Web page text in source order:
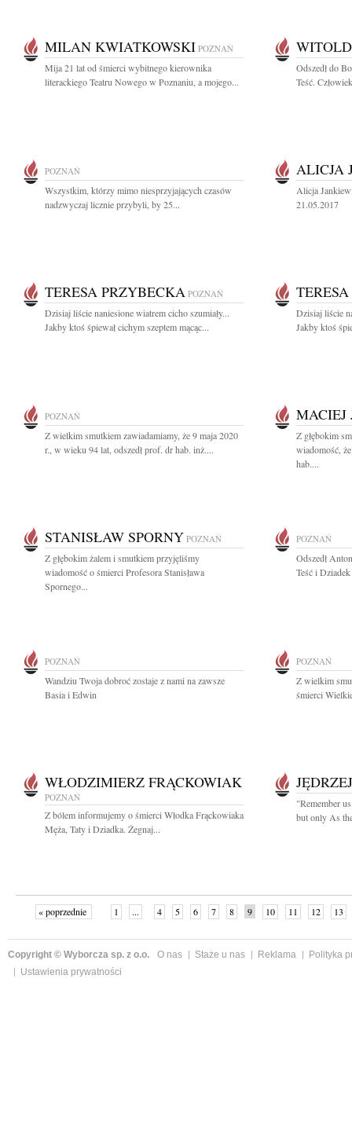
MILAN KWIATKOWSKI POZNAŃ
Mija 21 lat od śmierci wybitnego kierownika
literackiego Teatru Nowego w Poznaniu, a mojego...
Odszedł do
Teść.
POZNAŃ
Wszystkim, którzy mimo niesprzyjających czasów
nadzwyczaj licznie przybyli, by 25...
ALICJA
Alicja
21.05.2017
TERESA PRZYBECKA POZNAŃ
Dzisiaj liście naniesione wiatrem cicho szumiały...
Jakby ktoś śpiewał cichym szeptem mącąc...
Dzisiaj liście
Jakby ktoś
POZNAŃ
Z wielkim smutkiem zawiadamiamy, że 9 maja 2020
r., w wieku 94 lat, odszedł prof. dr hab. inż....
MACIEJ
Z głębokim
wiadomość,
hab....
STANISŁAW SPORNY POZNAŃ
Z głębokim żalem i smutkiem przyjęliśmy
wiadomość o śmierci Profesora Stanisława
Spornego...
POZNAŃ
Odszedł
Teść i
POZNAŃ
Wandziu Twoja dobroć zostaje z nami na zawsze
Basia i Edwin
POZNAŃ
Z wielkim
śmierci
WŁODZIMIERZ FRĄCKOWIAK
POZNAŃ
Z bólem informujemy o śmierci Włodka Frąckowiaka
Męża, Taty i Dziadka. Żegnaj...
"Remember
but only As
« poprzednie 1 ... 4 5 6 7 8 9 10 11 12 13
Copyright © Wyborcza sp. z o.o. O nas Staże u nas Reklama
Polityka
Ustawienia prywatności